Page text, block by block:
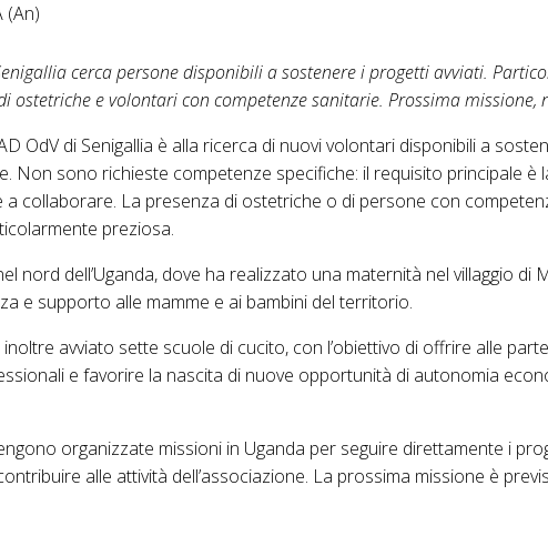
(An)
cerca persone disponibili a sostenere i progetti avviati.
ostetriche e volontari con competenze sanitarie. Prossima missione,
OdV di Senigallia è alla ricerca di nuovi volontari disponibili a
Non sono richieste competenze specifiche: il requisito principale è
a collaborare. La presenza di ostetriche o di persone con
preziosa.
nord dell’Uganda, dove ha realizzato una maternità nel villaggio di
e supporto alle mamme e ai bambini del territorio.
inoltre avviato sette scuole di cucito, con l’obiettivo di offrire alle
e favorire la nascita di nuove opportunità di autonomia
organizzate missioni in Uganda per seguire direttamente i
alle attività dell’associazione. La prossima missione è